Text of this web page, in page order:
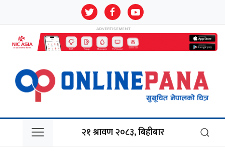
२१ श्रावण २०८३, बिहीबार